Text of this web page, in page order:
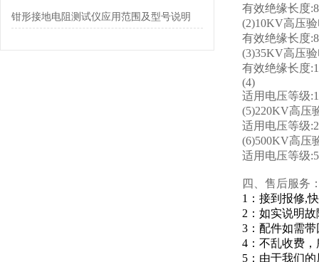
钳形接地电阻测试仪应用范围及型号说明
有效绝缘长度
(2)10KV高压
有效绝缘长度
(3)35KV高压
有效绝缘长度
(4)
适用电压等级
(5)220KV高压
适用电压等级
(6)500KV高压
适用电压等级
四、 售后服务
1：接到报修,
2：如实说明
3：配件如需
4：不乱收费
5：由于我们